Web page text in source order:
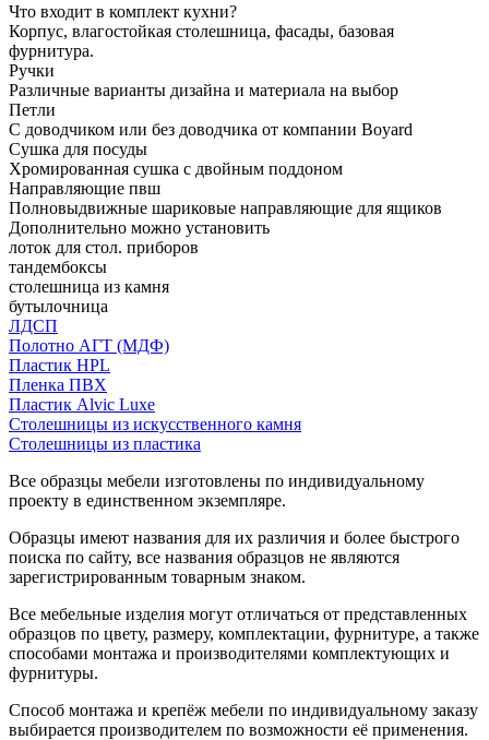
Что входит в комплект кухни?
Корпус, влагостойкая столешница, фасады, базовая
фурнитура.
Ручки
Различные варианты дизайна и материала на выбор
Петли
С доводчиком или без доводчика от компании Boyard
Сушка для посуды
Хромированная сушка с двойным поддоном
Направляющие пвш
Полновыдвижные шариковые направляющие для ящиков
Дополнительно можно установить
лоток для стол. приборов
тандембоксы
столешница из камня
бутылочница
ЛДСП
Полотно АГТ (МДФ)
Пластик HPL
Пленка ПВХ
Пластик Alvic Luxe
Столешницы из искусственного камня
Столешницы из пластика
Все образцы мебели изготовлены по индивидуальному
проекту в единственном экземпляре.
Образцы имеют названия для их различия и более быстрого
поиска по сайту, все названия образцов не являются
зарегистрированным товарным знаком.
Все мебельные изделия могут отличаться от представленных
образцов по цвету, размеру, комплектации, фурнитуре, а также
способами монтажа и производителями комплектующих и
фурнитуры.
Способ монтажа и крепёж мебели по индивидуальному заказу
выбирается производителем по возможности её применения.